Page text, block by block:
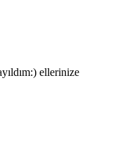
ellerinize